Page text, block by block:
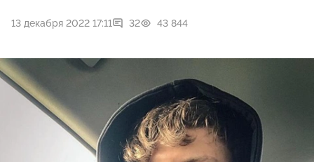
13 декабря 2022 17:11 32 43 844